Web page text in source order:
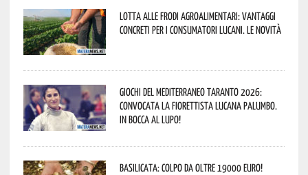
Lotta alle frodi agroalimentari: vantaggi
concreti per i consumatori lucani. Le novità
Giochi del Mediterraneo Taranto 2026:
convocata la fiorettista lucana Palumbo.
In bocca al lupo!
Basilicata: colpo da oltre 19000 Euro!